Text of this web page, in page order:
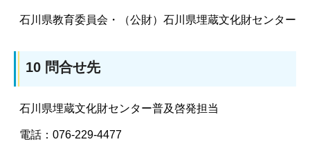
石川県教育委員会・（公財）石川県埋蔵文化財センター
10 問合せ先
石川県埋蔵文化財センター普及啓発担当
電話：076-229-4477